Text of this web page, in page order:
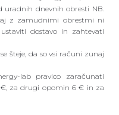
uradnih dnevnih obresti NB.
z zamudnimi obrestmi ni
dostavo in zahtevati
šteje, da so vsi računi zunaj
lab pravico zaračunati
€, za drugi opomin 6 € in za